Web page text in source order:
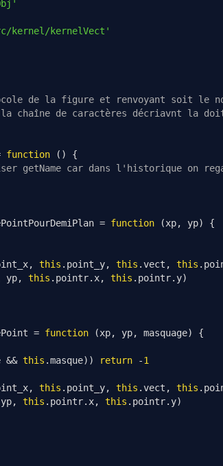
kernel/kernelVect'
de la figure et renvoyant soit le
chaîne de caractères décriavnt la
function ()
{
getName car dans l'historique on
= function (xp, yp)
{
, this . point_y, this .vect , this .
yp, this . pointr. x, this . pointr. y)
= function (xp, yp, masquage)
{
&& this .masque)) return -1
, this . point_y, this .vect , this .
yp, this . pointr. x, this . pointr. y)